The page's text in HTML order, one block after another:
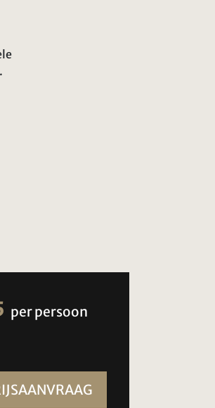
per persoon